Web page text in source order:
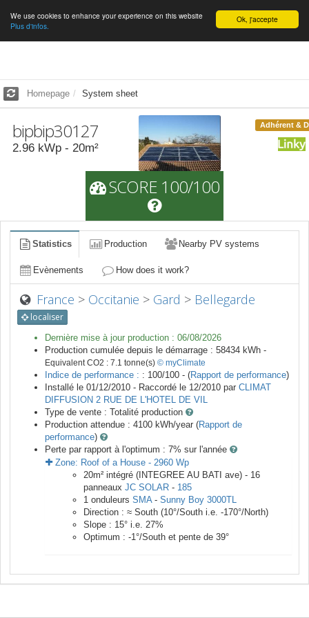
English Ok, j'accepte
We use cookies to enhance your experience on this website
Plus d'infos.
Homepage System sheet
bipbip30127
2.96 kWp - 20m²
Adhérent &
SCORE 100/100
Statistics Production Nearby PV systems
Evènements How does it work?
France > Occitanie > Gard > Bellegarde
localiser
Dernière mise à jour production : 06/08/2026
Production cumulée depuis le démarrage : 58434 kWh -
Equivalent CO2 : 7.1 tonne(s) © myClimate
Indice de performance : : 100/100 - (Rapport de performance)
Installé le 01/12/2010 - Raccordé le 12/2010 par CLIMAT
DIFFUSION 2 RUE DE L'HOTEL DE VIL
Type de vente : Totalité production
Production attendue : 4100 kWh/year (Rapport de
performance)
Perte par rapport à l'optimum : 7% sur l'année
Zone: Roof of a House - 2960 Wp
20m² intégré (INTEGREE AU BATI ave) - 16
panneaux JC SOLAR - 185
1 onduleurs SMA- Sunny Boy 3000TL
Direction : ≈ South (10°/South i.e. -170°/North)
Slope : 15° i.e. 27%
Optimum : -1°/South et pente de 39°